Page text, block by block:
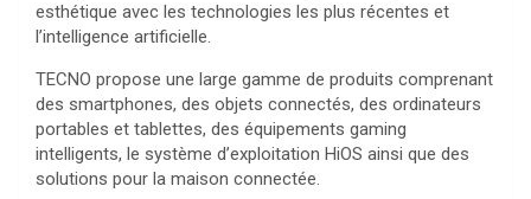
esthétique avec les technologies les plus récentes et
l’intelligence artificielle.
TECNO propose une large gamme de produits comprenant
des smartphones, des objets connectés, des ordinateurs
portables et tablettes, des équipements gaming
intelligents, le système d’exploitation HiOS ainsi que des
solutions pour la maison connectée.